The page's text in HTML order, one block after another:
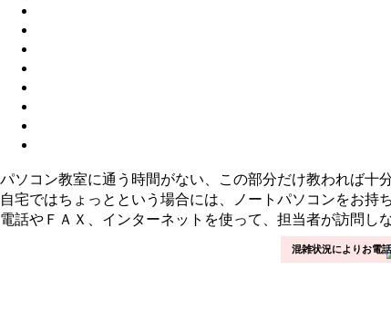
パソコン教室に通う時間がない、この部分だけ教われば十
自宅ではちょっとという場合には、ノートパソコンをお持
電話やＦＡＸ、インターネットを使って、担当者が訪問し
混雑状況によりお電